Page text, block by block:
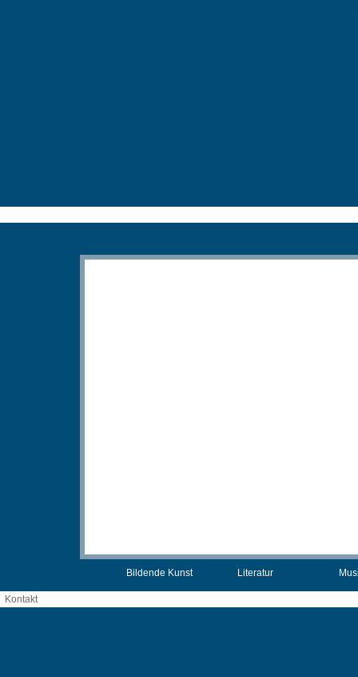
Bildende Kunst Literatur
Kontakt